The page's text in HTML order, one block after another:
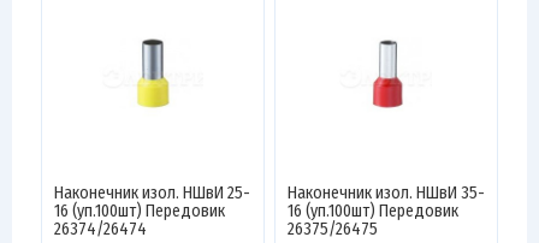
Наконечник изол. НШвИ 25-
16 (уп.100шт) Передовик
26374/26474
Наконечник изол. НШвИ 35-
16 (уп.100шт) Передовик
26375/26475